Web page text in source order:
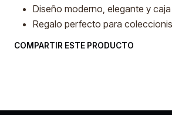
Diseño moderno, elegante y
Regalo perfecto para
COMPARTIR ESTE PRODUCTO